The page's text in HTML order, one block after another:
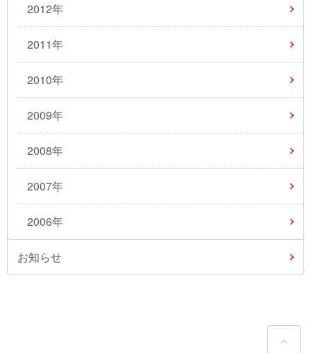
2012年
2011年
2010年
2009年
2008年
2007年
2006年
お知らせ
ペ